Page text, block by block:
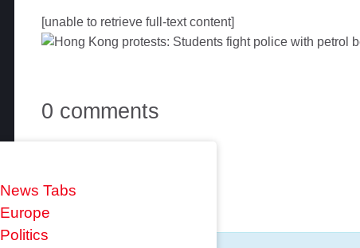
News Tabs
Europe
Politics
[unable to retrieve full-text content]
0 comments
Reply